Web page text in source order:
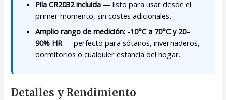
Pila CR2032 incluida — listo para usar desde el
primer momento, sin costes adicionales.
Amplio rango de medición: -10°C a 70°C y 20–
90% HR— perfecto para sótanos, invernaderos,
dormitorios o cualquier estancia del hogar.
Detalles y Rendimiento